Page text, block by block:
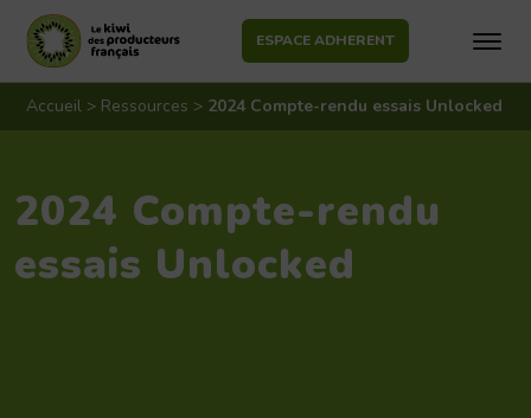
Aller
au
ESPACE ADHERENT
Accueil > Ressources > 2024 Compte-rendu essais Unlocked
2024 Compte-rendu
essais Unlocked